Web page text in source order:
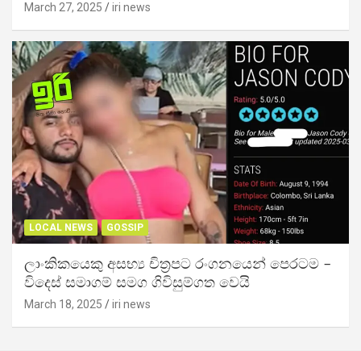
March 27, 2025 iri news
LOCAL NEWS GOSSIP
ලාංකිකයෙකු අසභ්‍ය චිත්‍රපට රංගනයෙන් පෙරටම –
විදෙස් සමාගම් සමග ගිවිසුම්ගත වෙයි
March 18, 2025 iri news